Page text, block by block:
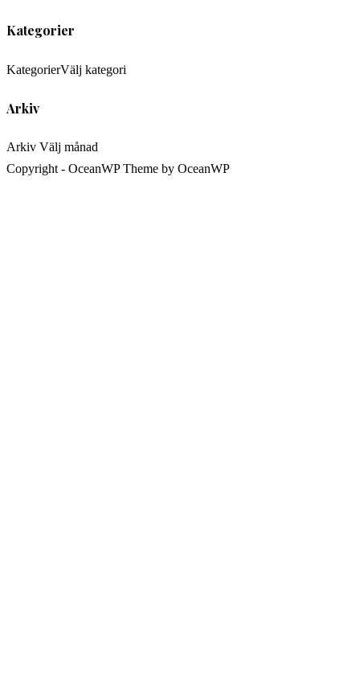
Kategorier
KategorierVälj kategori
Arkiv
Arkiv Välj månad
Copyright - OceanWP Theme by OceanWP